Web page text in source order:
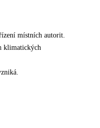
místních autorit.
klimatických